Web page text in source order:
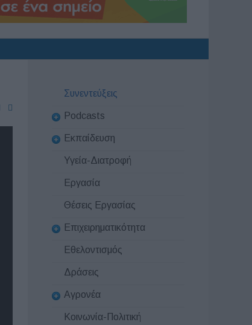
Συνεντεύξεις
Podcasts
Εκπαίδευση
Υγεία-Διατροφή
Εργασία
Θέσεις Εργασίας
Επιχειρηματικότητα
Εθελοντισμός
Δράσεις
Αγρονέα
Κοινωνία-Πολιτική